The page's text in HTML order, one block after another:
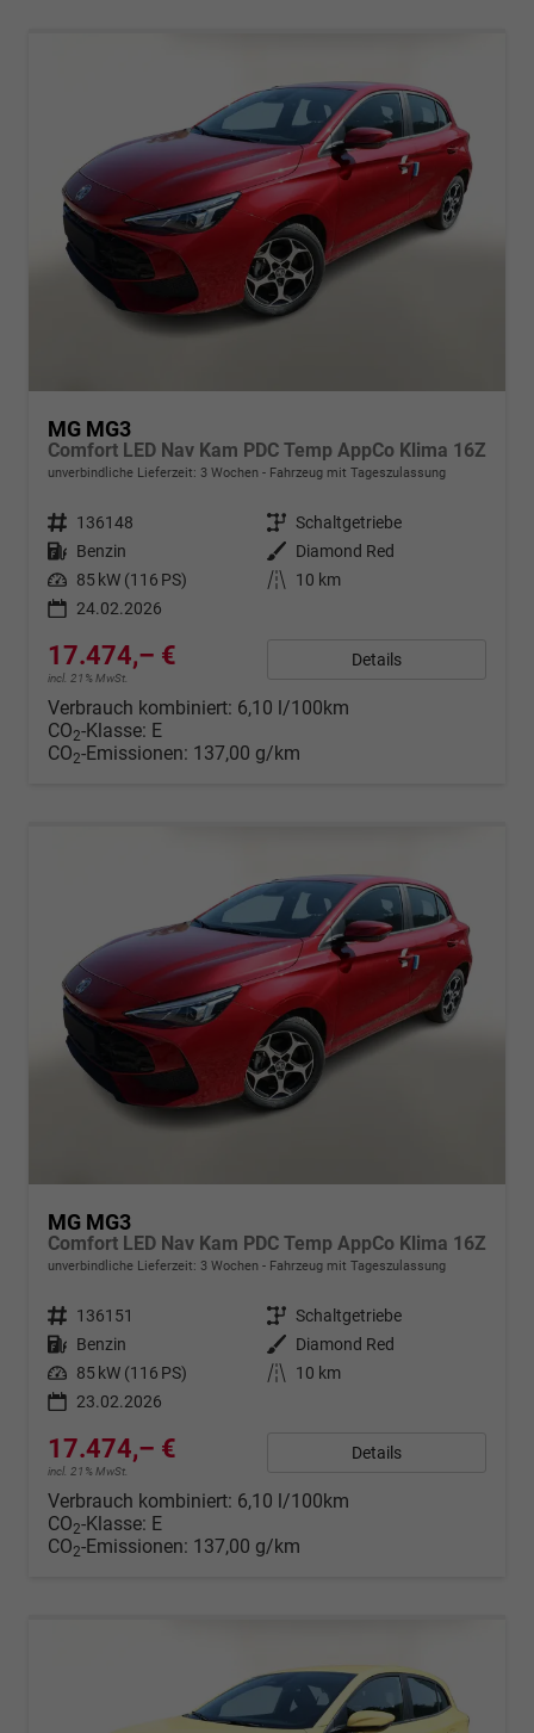
MG MG3
Comfort LED Nav Kam PDC Temp AppCo Klima 16Z
unverbindliche Lieferzeit: 3 Wochen Fahrzeug mit Tageszulassung
Fahrzeugnr. 136148 Getriebe Schaltgetriebe
Kraftstoff Benzin Außenfarbe Diamond Red
Leistung 85 kW (116 PS) Kilometerstand
10 km
24.02.2026
17.474,– €
incl. 21% MwSt.
Details
Verbrauch kombiniert: 6,10 l/100km
CO2-Klasse: E
CO2-Emissionen: 137,00 g/km
MG MG3
Comfort LED Nav Kam PDC Temp AppCo Klima 16Z
unverbindliche Lieferzeit: 3 Wochen Fahrzeug mit Tageszulassung
Fahrzeugnr. 136151 Getriebe Schaltgetriebe
Kraftstoff Benzin Außenfarbe Diamond Red
Leistung 85 kW (116 PS) Kilometerstand
10 km
23.02.2026
17.474,– €
incl. 21% MwSt.
Details
Verbrauch kombiniert: 6,10 l/100km
CO2-Klasse: E
CO2-Emissionen: 137,00 g/km